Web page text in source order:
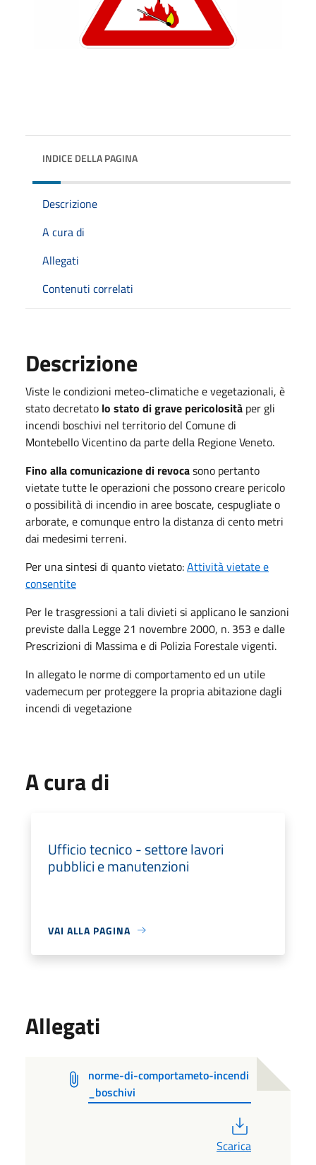
INDICE DELLA PAGINA
Descrizione
A cura di
Allegati
Contenuti correlati
Descrizione
Viste le condizioni meteo-climatiche e vegetazionali, è
stato decretato lo stato di grave pericolosità per gli
incendi boschivi nel territorio del Comune di
Montebello Vicentino da parte della Regione Veneto.
Fino alla comunicazione di revocasono pertanto
vietate tutte le operazioni che possono creare pericolo
o possibilità di incendio in aree boscate, cespugliate o
arborate, e comunque entro la distanza di cento metri
dai medesimi terreni.
Per una sintesi di quanto vietato:Attività vietate e
consentite
Per le trasgressioni a tali divieti si applicano le sanzioni
previste dalla Legge 21 novembre 2000, n. 353 e dalle
Prescrizioni di Massima e di Polizia Forestale vigenti.
In allegato le norme di comportamento ed un utile
vademecum per proteggere la propria abitazione dagli
incendi di vegetazione
A cura di
Ufficio tecnico - settore lavori
pubblici e manutenzioni
VAI ALLA PAGINA
Allegati
norme-di-comportameto-incendi
_boschivi
Scarica